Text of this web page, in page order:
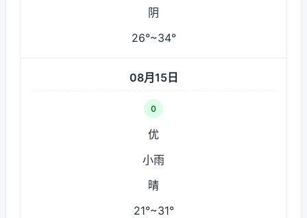
阴
26°~34°
08月15日
0
优
小雨
晴
21°~31°